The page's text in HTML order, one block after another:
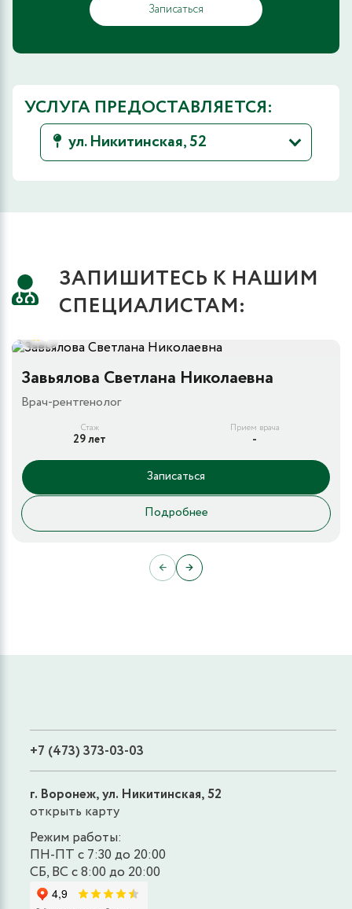
Записаться
УСЛУГА ПРЕДОСТАВЛЯЕТСЯ:
ул. Никитинская, 52
ЗАПИШИТЕСЬ К НАШИМ
СПЕЦИАЛИСТАМ:
5
Завьялова Светлана Николаевна
Врач-рентгенолог
Стаж
29 лет
Прием врача
-
Записаться
Подробнее
← →
+7 (473) 373-03-03
г. Воронеж, ул. Никитинская, 52
открыть карту
Режим работы:
ПН-ПТ с 7:30 до 20:00
СБ, ВС с 8:00 до 20:00